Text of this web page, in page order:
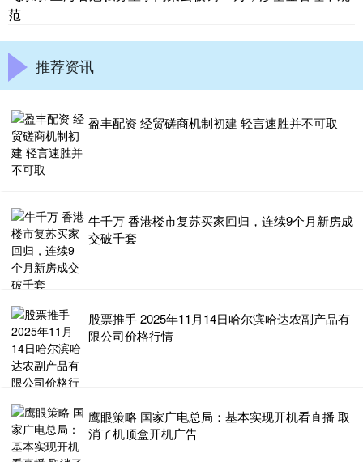
范
推荐资讯
盈丰配资 经贸磋商机制初建 轻言速胜并不可取
牛千万 香港楼市复苏买家回归，连续9个月新房成
交破千套
股票推手 2025年11月14日哈尔滨哈达农副产品有
限公司价格行情
鹰眼策略 国家广电总局：基本实现开机看直播 取
消了机顶盒开机广告